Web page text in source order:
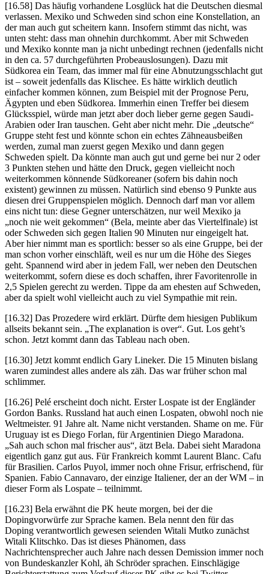
[16.58] Das häufig vorhandene Losglück hat die Deutschen diesmal
verlassen. Mexiko und Schweden sind schon eine Konstellation, an
der man auch gut scheitern kann. Insofern stimmt das nicht, was
unten steht: dass man ohnehin durchkommt. Aber mit Schweden
und Mexiko konnte man ja nicht unbedingt rechnen (jedenfalls nicht
in den ca. 57 durchgeführten Probeauslosungen). Dazu mit
Südkorea ein Team, das immer mal für eine Abnutzungsschlacht gut
ist – soweit jedenfalls das Klischee. Es hätte wirklich deutlich
einfacher kommen können, zum Beispiel mit der Prognose Peru,
Ägypten und eben Südkorea. Immerhin einen Treffer bei diesem
Glücksspiel, würde man jetzt aber doch lieber gerne gegen Saudi-
Arabien oder Iran tauschen. Geht aber nicht mehr. Die „deutsche“
Gruppe steht fest und könnte schon ein echtes Zähneausbeißen
werden, zumal man zuerst gegen Mexiko und dann gegen
Schweden spielt. Da könnte man auch gut und gerne bei nur 2 oder
3 Punkten stehen und hätte den Druck, gegen vielleicht noch
weiterkommen könnende Südkoreaner (sofern bis dahin noch
existent) gewinnen zu müssen. Natürlich sind ebenso 9 Punkte aus
diesen drei Gruppenspielen möglich. Dennoch darf man vor allem
eins nicht tun: diese Gegner unterschätzen, nur weil Mexiko ja
„noch nie weit gekommen“ (Bela, meinte aber das Viertelfinale) ist
oder Schweden sich gegen Italien 90 Minuten nur eingeigelt hat.
Aber hier nimmt man es sportlich: besser so als eine Gruppe, bei der
man schon vorher einschläft, weil es nur um die Höhe des Sieges
geht. Spannend wird aber in jedem Fall, wer neben den Deutschen
weiterkommt, sofern diese es doch schaffen, ihrer Favoritenrolle in
2,5 Spielen gerecht zu werden. Tippe da am ehesten auf Schweden,
aber da spielt wohl vielleicht auch zu viel Sympathie mit rein.
[16.32] Das Prozedere wird erklärt. Dürfte dem hiesigen Publikum
allseits bekannt sein. „The explanation is over“. Gut. Los geht’s
schon. Jetzt kommt dann das Tableau nach oben.
[16.30] Jetzt kommt endlich Gary Lineker. Die 15 Minuten bislang
waren zumindest alles andere als zäh. Das war früher schon mal
schlimmer.
[16.26] Pelé erscheint doch nicht. Erster Lospate ist der Engländer
Gordon Banks. Russland hat auch einen Lospaten, obwohl noch nie
Weltmeister. 91 Jahre alt. Name nicht verstanden. Shame on me. Für
Uruguay ist es Diego Forlan, für Argentinien Diego Maradona.
„Sah auch schon mal frischer aus“, ätzt Bela. Dabei sieht Maradona
eigentlich ganz gut aus. Für Frankreich kommt Laurent Blanc. Cafu
für Brasilien. Carlos Puyol, immer noch ohne Frisur, erfrischend, für
Spanien. Fabio Cannavaro, der einzige Italiener, der an der WM – in
dieser Form als Lospate – teilnimmt.
[16.23] Bela erwähnt die PK heute morgen, bei der die
Dopingvorwürfe zur Sprache kamen. Bela nennt den für das
Doping verantwortlich gewesen seienden Witali Mutko zunächst
Witali Klitschko. Das ist dieses Phänomen, dass
Nachrichtensprecher auch Jahre nach dessen Demission immer noch
von Bundeskanzler Kohl, äh Schröder sprachen. Einschlägige